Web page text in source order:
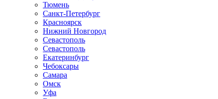
Тюмень
Санкт-Петербург
Красноярск
Нижний Новгород
Севастополь
Севастополь
Екатеринбург
Чебоксары
Самара
Омск
Уфа